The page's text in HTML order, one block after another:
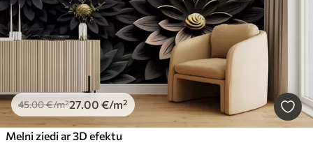
45.00€/m²27.00 €/m²
Melni ziedi ar 3D efektu